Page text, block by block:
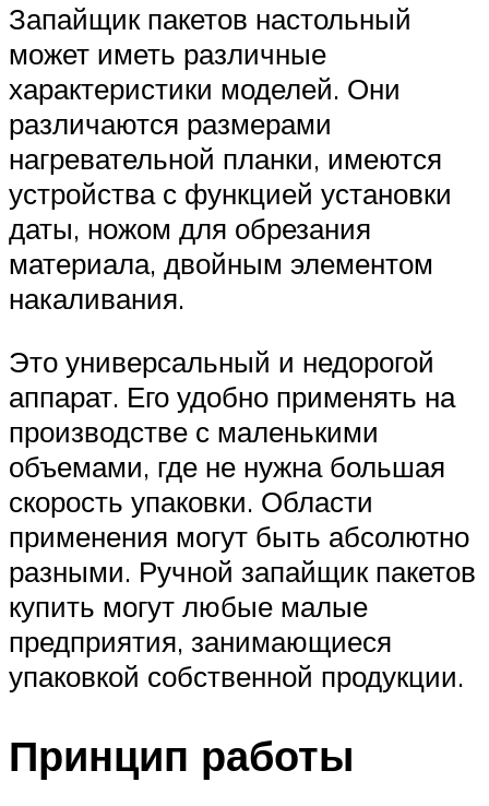
Запайщик пакетов настольный
может иметь различные
характеристики моделей. Они
различаются размерами
нагревательной планки, имеются
устройства с функцией установки
даты, ножом для обрезания
материала, двойным элементом
накаливания.
Это универсальный и недорогой
аппарат. Его удобно применять на
производстве с маленькими
объемами, где не нужна большая
скорость упаковки. Области
применения могут быть абсолютно
разными. Ручной запайщик пакетов
купить могут любые малые
предприятия, занимающиеся
упаковкой собственной продукции.
Принцип работы